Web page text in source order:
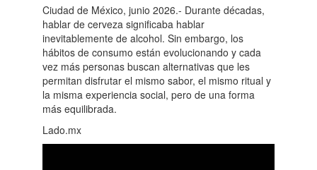
Ciudad de México, junio 2026.- Durante décadas,
hablar de cerveza significaba hablar
inevitablemente de alcohol. Sin embargo, los
hábitos de consumo están evolucionando y cada
vez más personas buscan alternativas que les
permitan disfrutar el mismo sabor, el mismo ritual y
la misma experiencia social, pero de una forma
más equilibrada.
Lado.mx